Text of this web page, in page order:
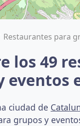
Restaurantes para
los 49
eventos
ciudad de
grupos y